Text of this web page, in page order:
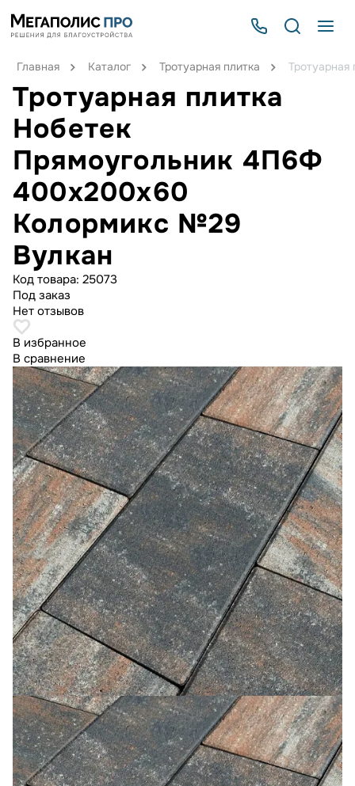
Главная Каталог Тротуарная плитка
Тротуарная плитка
Нобетек
Прямоугольник 4П6Ф
400x200x60
Колормикс №29
Вулкан
Код товара: 25073
Под заказ
Нет отзывов
В избранное
В сравнение